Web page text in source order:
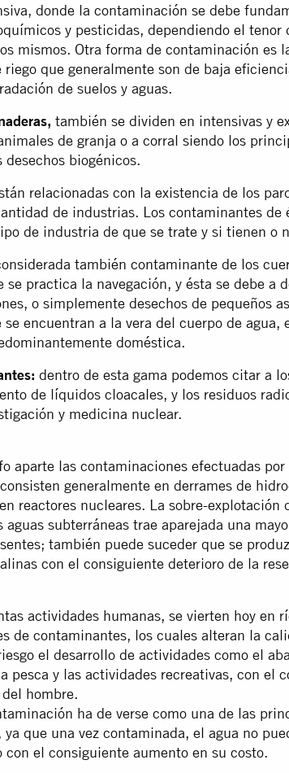
donde la contaminación se debe
y pesticidas, dependiendo el tenor
mismos. Otra forma de contaminación es
riego que generalmente son de baja
de suelos y aguas.
también se dividen en intensivas y
de granja o a corral siendo los
biogénicos.
relacionadas con la existencia de los
de industrias. Los contaminantes de
de industria de que se trate y si tienen o
también contaminante de los
se practica la navegación, y ésta se debe a
o simplemente desechos de pequeños
encuentran a la vera del cuerpo de agua,
doméstica.
dentro de esta gama podemos citar a
de líquidos cloacales, y los residuos
y medicina nuclear.
aparte las contaminaciones efectuadas
generalmente en derrames de
reactores nucleares. La sobre-explotación
aguas subterráneas trae aparejada una
también puede suceder que se
con el consiguiente deterioro de la
actividades humanas, se vierten hoy en
de contaminantes, los cuales alteran la
el desarrollo de actividades como el
pesca y las actividades recreativas, con el
hombre.
ha de verse como una de las
ya que una vez contaminada, el agua no
el consiguiente aumento en su costo.